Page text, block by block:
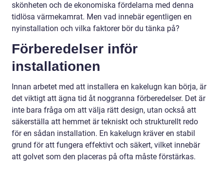
skönheten och de ekonomiska fördelarna med denna
tidlösa värmekamrat. Men vad innebär egentligen en
nyinstallation och vilka faktorer bör du tänka på?
Förberedelser inför
installationen
Innan arbetet med att installera en kakelugn kan börja, är
det viktigt att ägna tid åt noggranna förberedelser. Det är
inte bara fråga om att välja rätt design, utan också att
säkerställa att hemmet är tekniskt och strukturellt redo
för en sådan installation. En kakelugn kräver en stabil
grund för att fungera effektivt och säkert, vilket innebär
att golvet som den placeras på ofta måste förstärkas.